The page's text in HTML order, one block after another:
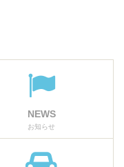
NEWS
お知らせ